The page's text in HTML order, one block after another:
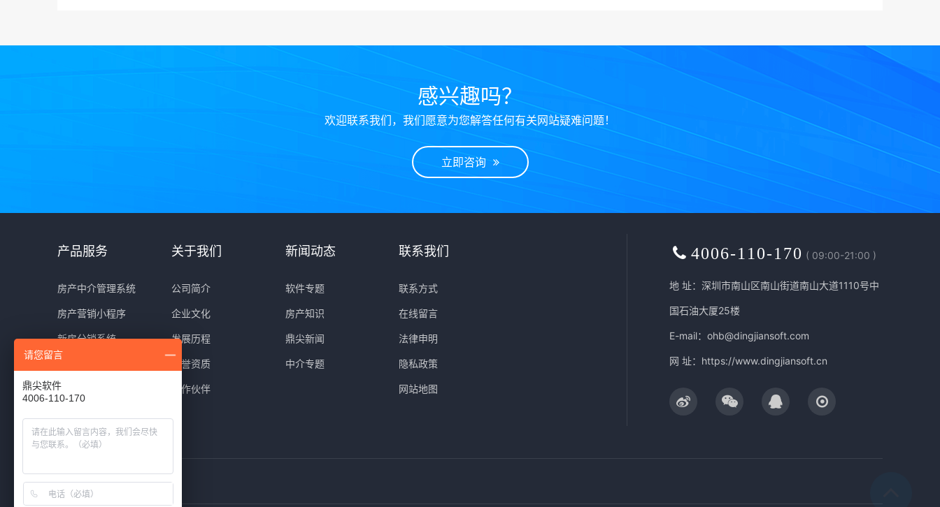
感兴趣吗？
欢迎联系我们，我们愿意为您解答任何有关网站疑难问题！
立即咨询
产品服务
房产中介管理系统
房产营销小程序
新房分销系统
房产网站建设
系统冠名服务
关于我们
公司简介
企业文化
发展历程
荣誉资质
合作伙伴
新闻动态
软件专题
房产知识
鼎尖新闻
中介专题
联系我们
联系方式
在线留言
法律申明
隐私政策
网站地图
4006-110-170 ( 09:00-21:00 )
地 址：深圳市南山区南山街道南山大道1110号中
国石油大厦25楼
E-mail：ohb@dingjiansoft.com
网 址： https://www.dingjiansoft.cn
友情链接： 鼎尖软件
请您留言
鼎尖软件
4006-110-170